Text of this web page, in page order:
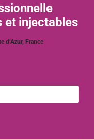
et injectables
d’Azur, France